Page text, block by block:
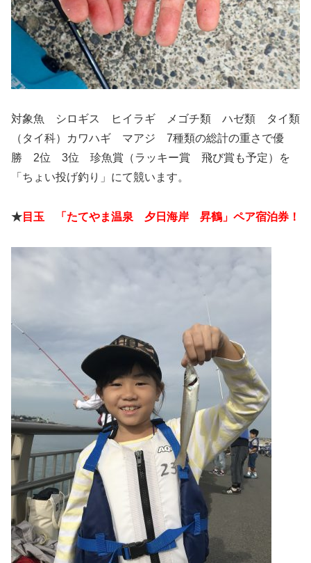
対象魚 シロギス ヒイラギ メゴチ類 ハゼ類 タイ類
（タイ科）カワハギ マアジ 7種類の総計の重さで優
勝 2位 3位 珍魚賞（ラッキー賞 飛び賞も予定）を
「ちょい投げ釣り」にて競います。
★ 目玉 「たてやま温泉 夕日海岸 昇鶴」ペア宿泊券！